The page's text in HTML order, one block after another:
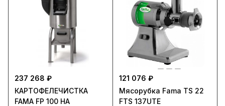
237 268 ₽
КАРТОФЕЛЕЧИСТКА
FAMA FP 100 НА
121 076 ₽
Мясорубка Fama TS 22
FTS 137UTE